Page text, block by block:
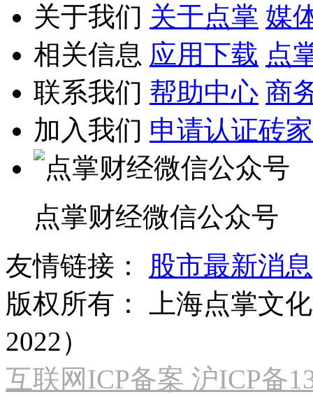
关于我们 关于点掌 媒
相关信息 应用下载 点
联系我们 帮助中心 商
加入我们 申请认证砖家
点掌财经微信公众号
友情链接：
股市最新消息
版权所有：
上海点掌文
2022）
互联网ICP备案 沪ICP备